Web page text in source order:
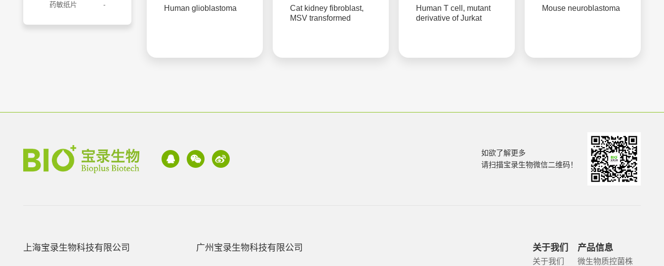
药敏纸片 Human glioblastoma
Cat kidney fibroblast,
MSV transformed
Human T cell, mutant
derivative of Jurkat
Mouse neuroblastoma
如欲了解更多
请扫描宝录生物微信二维码！
上海宝录生物科技有限公司 广州宝录生物科技有限公司 关于我们
关于我们
产品信息
微生物质控菌株